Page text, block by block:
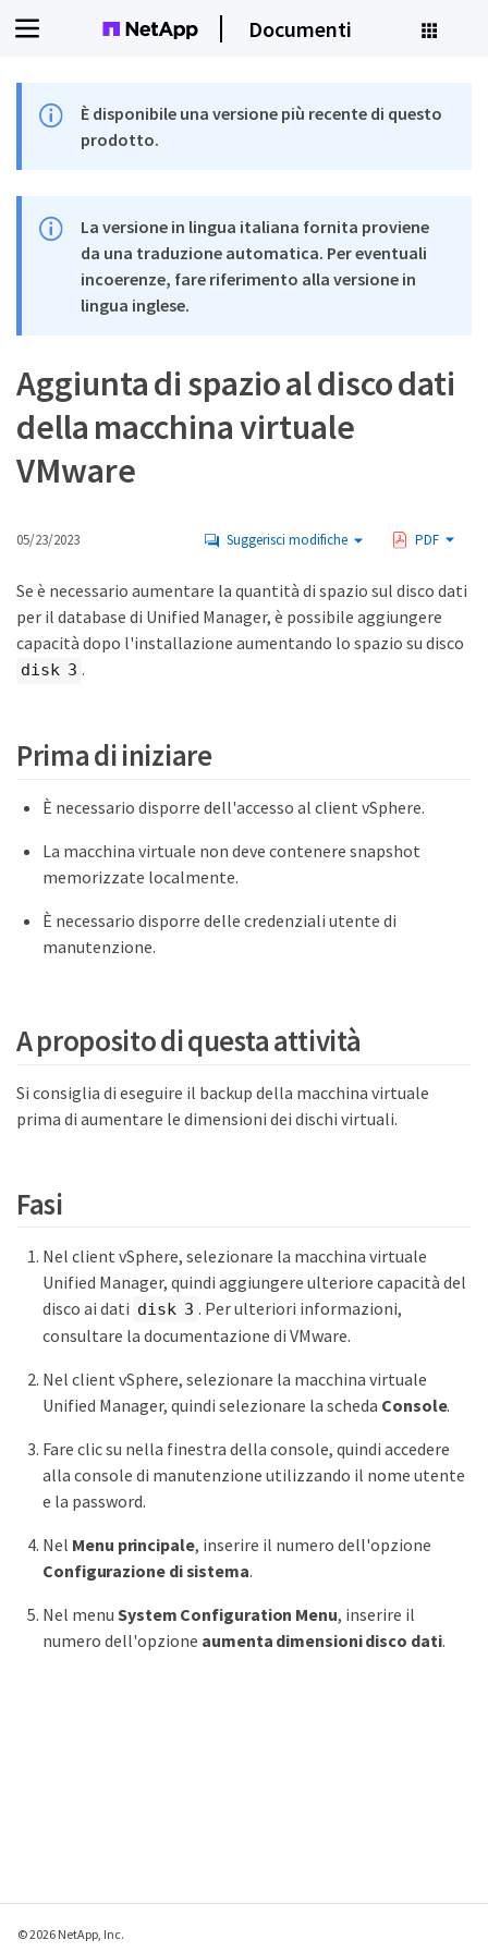
Documenti
È disponibile una versione più recente di questo
prodotto.
La versione in lingua italiana fornita proviene
da una traduzione automatica. Per eventuali
incoerenze, fare riferimento alla versione in
lingua inglese.
Aggiunta di spazio al disco dati
della macchina virtuale
VMware
05/23/2023 Suggerisci modifiche PDF
Se è necessario aumentare la quantità di spazio sul disco dati
per il database di Unified Manager, è possibile aggiungere
capacità dopo l'installazione aumentando lo spazio su disco
disk 3 .
Prima di iniziare
È necessario disporre dell'accesso al client vSphere.
La macchina virtuale non deve contenere snapshot
memorizzate localmente.
È necessario disporre delle credenziali utente di
manutenzione.
A proposito di questa attività
Si consiglia di eseguire il backup della macchina virtuale
prima di aumentare le dimensioni dei dischi virtuali.
Fasi
Nel client vSphere, selezionare la macchina virtuale
Unified Manager, quindi aggiungere ulteriore capacità del
disco ai dati disk 3 . Per ulteriori informazioni,
consultare la documentazione di VMware.
Nel client vSphere, selezionare la macchina virtuale
Unified Manager, quindi selezionare la scheda Console.
Fare clic su nella finestra della console, quindi accedere
alla console di manutenzione utilizzando il nome utente
e la password.
Nel Menu principale, inserire il numero dell'opzione
Configurazione di sistema.
Nel menu System Configuration Menu, inserire il
numero dell'opzione aumenta dimensioni disco dati.
© 2026 NetApp, Inc.